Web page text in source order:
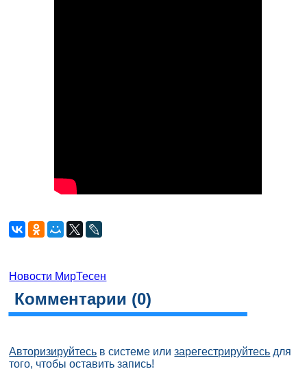
Новости МирТесен
Комментарии (0)
Авторизируйтесь в системе илизарегестрируйтесь для
того, чтобы оставить запись!